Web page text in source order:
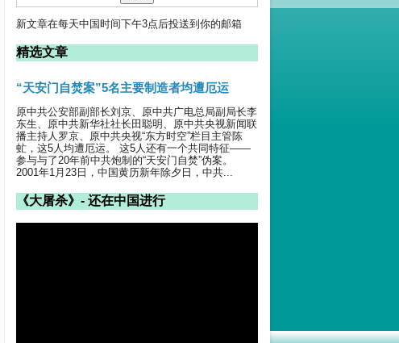
新文章在每天中国时间下午3点后投送到你的邮箱
精选文章
“天安门自焚案”5名主要制造者均遭厄运
原中共公安部副部长刘京、原中共广电总局副局长李
东生、原中共新华社社长田聪明、原中共央视新闻联
播主持人罗京、原中共央视“东方时空”栏目主管陈
虻，这5人均遭厄运。 这5人还有一个共同特征——
参与与了20年前中共炮制的“天安门自焚”伪案。
2001年1月23日，中国黄历新年除夕日，中共...
《大屠杀》- 还在中国进行